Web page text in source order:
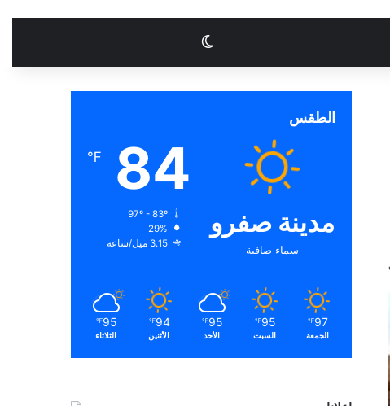
الوضع المظلم
الطقس
مدينة صفرو
سماء صافية
84
℉
29%
3.15 ميل/ساعة
97
℉
الجمعة
95
℉
السبت
95
℉
الأحد
94
℉
الأثنين
95
℉
الثلاثاء